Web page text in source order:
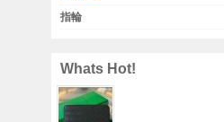
指輪
Whats Hot!